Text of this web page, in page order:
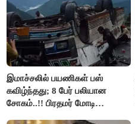
இமாச்சலில் பயணிகள் பஸ்
கவிழ்ந்தது; 8 பேர் பலியான
சோகம்..!! பிரதமர் மோடி